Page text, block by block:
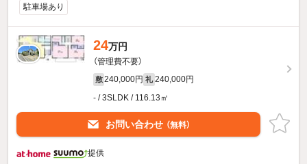
駐車場あり
24万円
（管理費不要）
敷 240,000円 礼 240,000円
- / 3SLDK / 116.13㎡
お問い合わせ （無料）
提供